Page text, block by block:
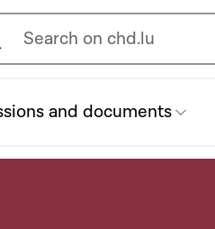
l'écran de recherche
Search on chd.lu
and documents